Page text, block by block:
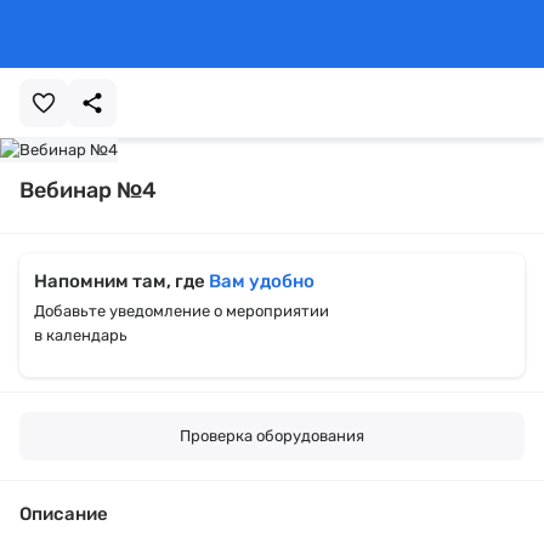
Вебинар №4
Напомним там, где Вам удобно
Добавьте уведомление о мероприятии
в календарь
Проверка оборудования
Описание